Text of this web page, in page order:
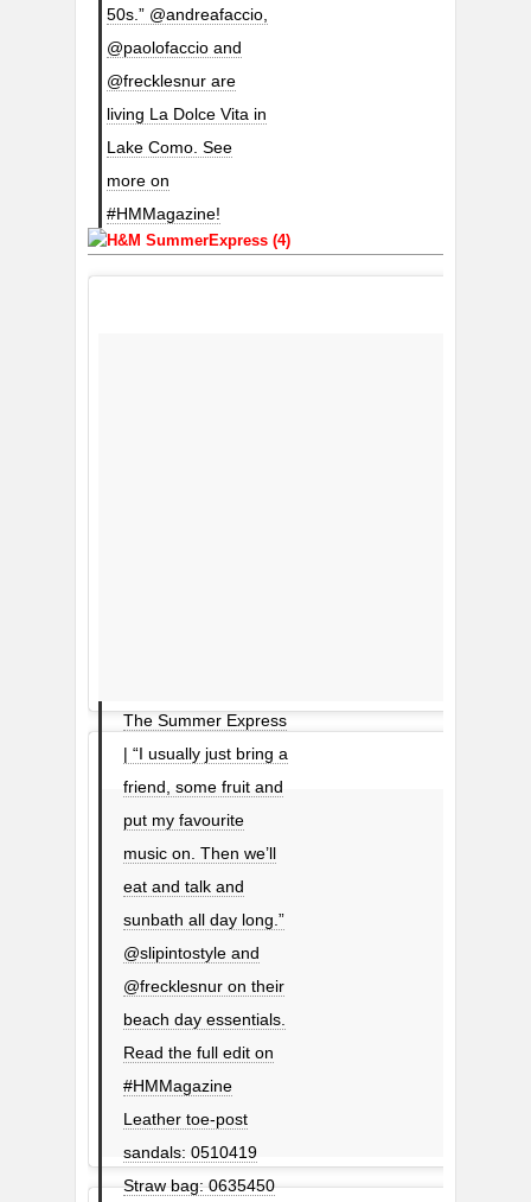
50s.” @andreafaccio,
@paolofaccio and
@frecklesnur are
living La Dolce Vita in
Lake Como. See
more on
#HMMagazine!
The Summer Express
| “I usually just bring a
friend, some fruit and
put my favourite
music on. Then we’ll
eat and talk and
sunbath all day long.”
@slipintostyle and
@frecklesnur on their
beach day essentials.
Read the full edit on
#HMMagazine
Leather toe-post
sandals: 0510419
Straw bag: 0635450